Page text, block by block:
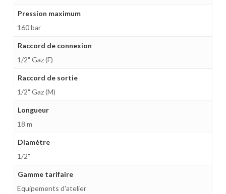
Pression maximum
160 bar
Raccord de connexion
1/2" Gaz (F)
Raccord de sortie
1/2" Gaz (M)
Longueur
18 m
Diamètre
1/2"
Gamme tarifaire
Equipements d'atelier